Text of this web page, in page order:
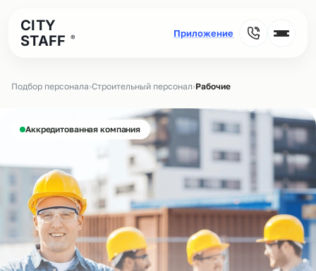
CITY
STAFF
®
Подбор персонала›Строительный персонал›Рабочие
Аккредитованная компания